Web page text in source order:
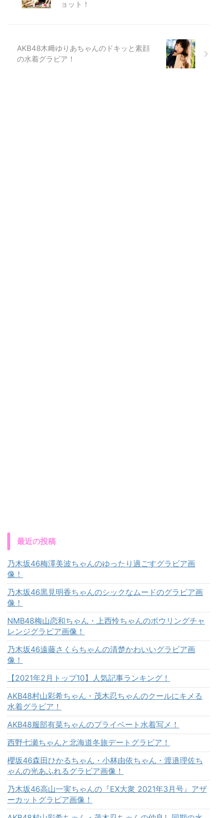
ョット！
AKB48木﨑ゆりあちゃんのドキッと素顔
の水着グラビア！
最近の投稿
乃木坂46梅澤美波ちゃんのゆったり過ごすグラビア画
像！
乃木坂46黒見明香ちゃんのシックなムードのグラビア画
像！
NMB48梅山恋和ちゃん・上西怜ちゃんのボウリングチャ
レンジグラビア画像！
乃木坂46遠藤さくらちゃんの清楚かわいいグラビア画
像！
【2021年2月トップ10】人気記事ランキング！
AKB48村山彩希ちゃん・茂木忍ちゃんのクールにキメる
水着グラビア！
AKB48服部有菜ちゃんのプライベート水着写メ！
西野七瀬ちゃんと北海道冬旅デートグラビア！
櫻坂46森田ひかるちゃん・小林由依ちゃん・渡邉理佐ち
ゃんの光あふれるグラビア画像！
乃木坂46高山一実ちゃんの『EX大衆 2021年3月号』アザ
ーカットグラビア画像！